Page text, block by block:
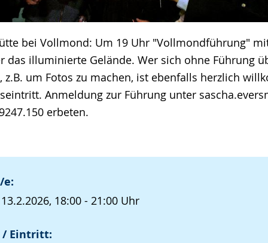
bei Vollmond: Um 19 Uhr "Vollmondführung"
das illuminierte Gelände. Wer sich ohne Führung
z.B. um Fotos zu machen, ist ebenfalls herzlich
Anmeldung zur Führung unter
erbeten.
e:
18:00 - 21:00 Uhr
/ Eintritt: